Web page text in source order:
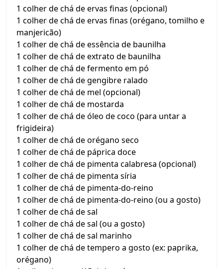
1 colher de chá de ervas finas (opcional)
1 colher de chá de ervas finas (orégano, tomilho e
manjericão)
1 colher de chá de essência de baunilha
1 colher de chá de extrato de baunilha
1 colher de chá de fermento em pó
1 colher de chá de gengibre ralado
1 colher de chá de mel (opcional)
1 colher de chá de mostarda
1 colher de chá de óleo de coco (para untar a
frigideira)
1 colher de chá de orégano seco
1 colher de chá de páprica doce
1 colher de chá de pimenta calabresa (opcional)
1 colher de chá de pimenta síria
1 colher de chá de pimenta-do-reino
1 colher de chá de pimenta-do-reino (ou a gosto)
1 colher de chá de sal
1 colher de chá de sal (ou a gosto)
1 colher de chá de sal marinho
1 colher de chá de tempero a gosto (ex: paprika,
orégano)